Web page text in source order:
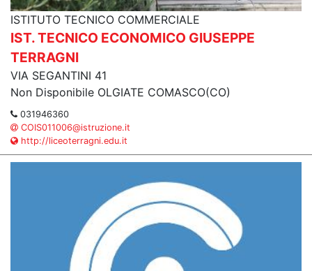
ISTITUTO TECNICO COMMERCIALE
IST. TECNICO ECONOMICO GIUSEPPE
TERRAGNI
VIA SEGANTINI 41
Non Disponibile OLGIATE COMASCO(CO)
031946360
COIS011006@istruzione.it
http://liceoterragni.edu.it